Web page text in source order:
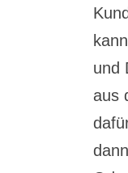
und
aus